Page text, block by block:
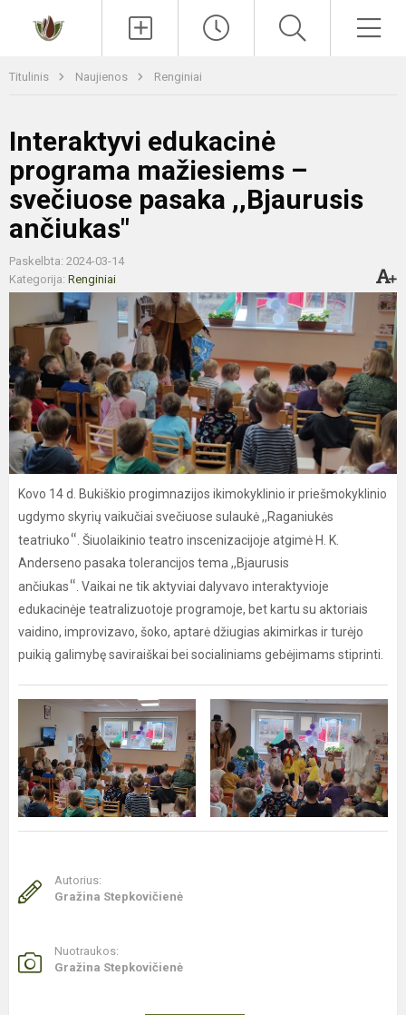
Titulinis Naujienos Renginiai
Interaktyvi edukacinė
programa mažiesiems –
svečiuose pasaka ,,Bjaurusis
ančiukas"
Paskelbta: 2024-03-14
Kategorija: Renginiai
Kovo 14 d. Bukiškio progimnazijos ikimokyklinio ir priešmokyklinio
ugdymo skyrių vaikučiai svečiuose sulaukė ,,Raganiukės
teatriuko“ . Šiuolaikinio teatro inscenizacijoje atgimė H. K.
Anderseno pasaka tolerancijos tema ,,Bjaurusis
ančiukas“ . Vaikai ne tik aktyviai dalyvavo interaktyvioje
edukacinėje teatralizuotoje programoje, bet kartu su aktoriais
vaidino, improvizavo, šoko, aptarė džiugias akimirkas ir turėjo
puikią galimybę saviraiškai bei socialiniams gebėjimams stiprinti.
Autorius:
Gražina Stepkovičienė
Nuotraukos:
Gražina Stepkovičienė